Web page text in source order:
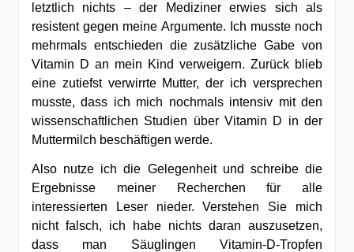
letztlich nichts – der Mediziner erwies sich als
resistent gegen meine Argumente. Ich musste noch
mehrmals entschieden die zusätzliche Gabe von
Vitamin D an mein Kind verweigern. Zurück blieb
eine zutiefst verwirrte Mutter, der ich versprechen
musste, dass ich mich nochmals intensiv mit den
wissenschaftlichen Studien über Vitamin D in der
Muttermilch beschäftigen werde.
Also nutze ich die Gelegenheit und schreibe die
Ergebnisse meiner Recherchen für alle
interessierten Leser nieder. Verstehen Sie mich
nicht falsch, ich habe nichts daran auszusetzen,
dass man Säuglingen Vitamin-D-Tropfen